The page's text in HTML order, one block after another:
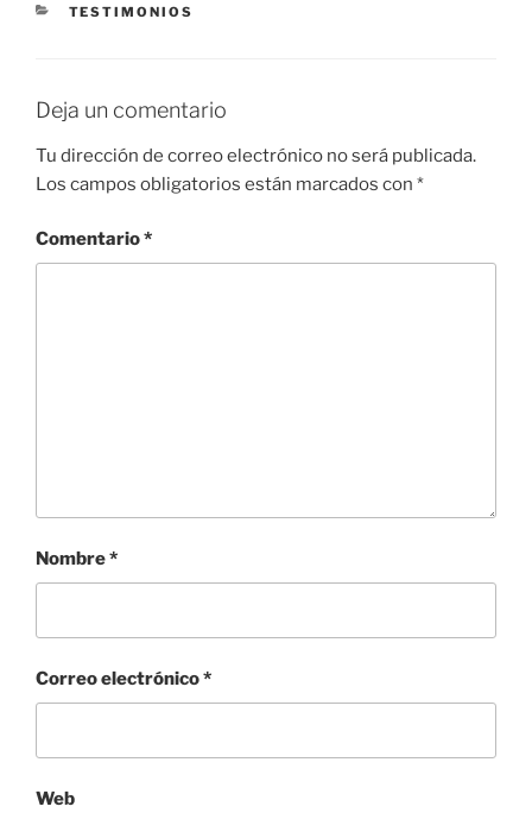
o
k
er p
CATEGORÍAS
TESTIMONIOS
Deja un comentario
Tu dirección de correo electrónico no será publicada.
Los campos obligatorios están marcados con *
Comentario*
Nombre*
Correo electrónico*
Web